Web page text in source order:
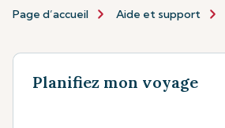
Page d’accueil Aide et support
Planifiez mon voyage